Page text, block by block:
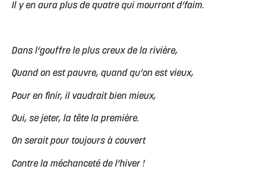
Il y en aura plus de quatre qui mourront d’faim.
Dans l’gouffre le plus creux de la rivière,
Quand on est pauvre, quand qu’on est vieux,
Pour en finir, il vaudrait bien mieux,
Oui, se jeter, la tête la première.
On serait pour toujours à couvert
Contre la méchanceté de l’hiver !